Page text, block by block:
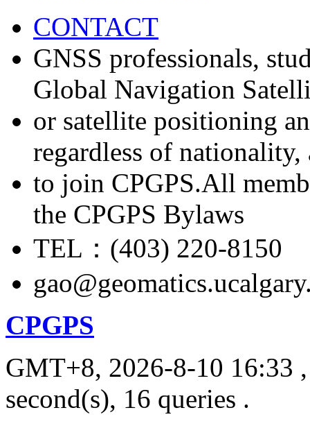
CONTACT
GNSS professionals,
Global Navigation
or satellite positioning
regardless of nationality,
to join CPGPS.All
the CPGPS Bylaws
TEL：(403) 220-8150
CPGPS
GMT+8, 2026-8-10 16:33
second(s), 16 queries .